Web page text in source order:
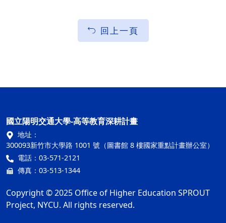
回上一頁
國立陽明交通大學-高等教育深耕計畫
地址：
300093新竹市大學路 1001 號（圖書館 8 樓國家重點計畫辦公室）
電話：03-571-2121
傳真：03-513-1344
Copyright © 2025 Office of Higher Education SPROUT
Project, NYCU. All rights reserved.